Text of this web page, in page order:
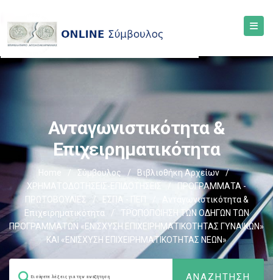
Ανταγωνιστικότητα &
Επιχειρηματικότητα
/ Σύμβουλος / Βιβλιοθήκη Αρχείων
/
ΧΡΗΜΑΤΟΔΟΤΗΣΕΙΣ-ΕΠΙΔΟΤΗΣΕΙΣ
ΠΡΟΓΡΑΜΜΑΤΑ -
ΠΡΩΤΟΒΟΥΛΙΕΣ
/ ΕΣΠΑ - ΠΕΠ
Ανταγωνιστικότητα &
Επιχειρηματικότητα
/
ΤΡΟΠΟΠΟΙΗΣΗ ΤΩΝ ΟΔΗΓΩΝ ΤΩΝ
ΠΡΟΓΡΑΜΜΑΤΩΝ «ΕΝΙΣΧΥΣΗ ΕΠΙΧΕΙΡΗΜΑΤΙΚΟΤΗΤΑΣ ΓΥΝΑΙΚΩΝ»
ΚΑΙ «ΕΝΙΣΧΥΣΗ ΕΠΙΧΕΙΡΗΜΑΤΙΚΟΤΗΤΑΣ ΝΕΩΝ»